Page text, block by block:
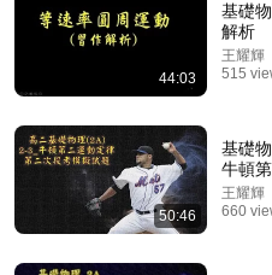
【喜剧之王单口季】锁定
讲述求婚和离婚，断言离
拍大腿，堪称喜剧名场面
剧 #小鹿
叭叭一下 • 391K views
44:03
基礎
解析
王耀輝
515
50:46
基礎
牛頓
王耀輝
660